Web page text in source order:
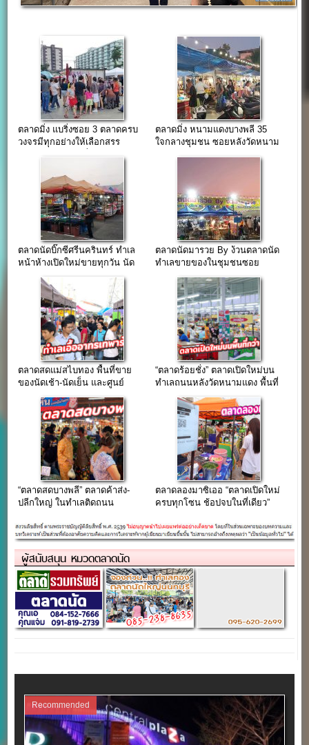
ตลาดมิ่ง แบริ่งซอย 3 ตลาดครบ
วงจรมีทุกอย่างให้เลือกสรร
ตลาดมิ่ง หนามแดงบางพลี 35
ใจกลางชุมชน ซอยหลังวัดหนาม
ตลาดนัดบิ๊กซีศรีนครินทร์ ทำเล
หน้าห้างเปิดใหม่ขายทุกวัน นัด
ตลาดนัดมารวย By ง้วนตลาดนัด
ทำเลขายของในชุมชนซอย
ตลาดสดแม่สไบทอง พื้นที่ขาย
ของนัดเช้า-นัดเย็น และศูนย์
“ตลาดร้อยชั่ง” ตลาดเปิดใหม่บน
ทำเลถนนหลังวัดหนามแดง พื้นที่
“ตลาดสดบางพลี” ตลาดค้าส่ง-
ปลีกใหญ่ ในทำเลติดถนน
ตลาดลองมาซิเออ “ตลาดเปิดใหม่
ครบทุกโซน ช้อปจบในที่เดียว”
ผู้สนับสนุน หมวดตลาดนัด
Recommended